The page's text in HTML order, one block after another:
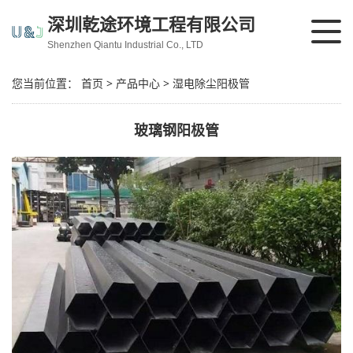
深圳乾途环境工程有限公司
Shenzhen Qiantu Industrial Co., LTD
您当前位置： 首页 > 产品中心 > 湿电除尘阳极管
玻璃钢阳极管